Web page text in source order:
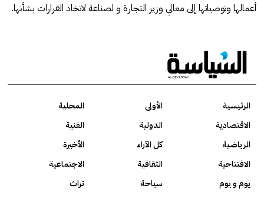
أعمالها وتوصياتها إلى معالي وزير التجارة و لصناعة لاتخاذ القرارات بشأنها.
الرئيسية الأولى
المحلية
الاقتصادية
الدولية
الفنية
الرياضية
كل الآراء
الأخيرة
الافتتاحية
الثقافية
الاجتماعية
يوم و يوم
سياحة
تراث